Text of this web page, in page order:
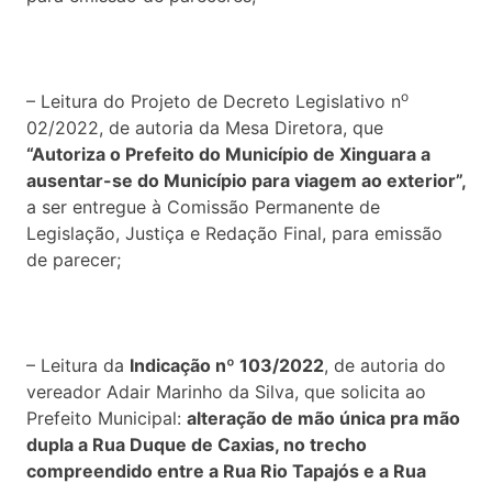
– Leitura do Projeto de Decreto Legislativo no
02/2022, de autoria da Mesa Diretora, que
“Autoriza o Prefeito do Município de Xinguara a
ausentar-se do Município para viagem ao exterior”,
a ser entregue à Comissão Permanente de
Legislação, Justiça e Redação Final, para emissão
de parecer;
– Leitura da Indicação nº 103/2022, de autoria do
vereador Adair Marinho da Silva, que solicita ao
Prefeito Municipal: alteração de mão única pra mão
dupla a Rua Duque de Caxias, no trecho
compreendido entre a Rua Rio Tapajós e a Rua